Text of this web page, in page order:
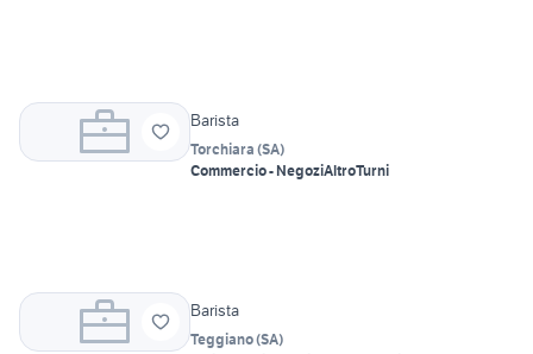
Barista
Torchiara (SA)
Commercio - NegoziAltroTurni
Barista
Teggiano(SA)